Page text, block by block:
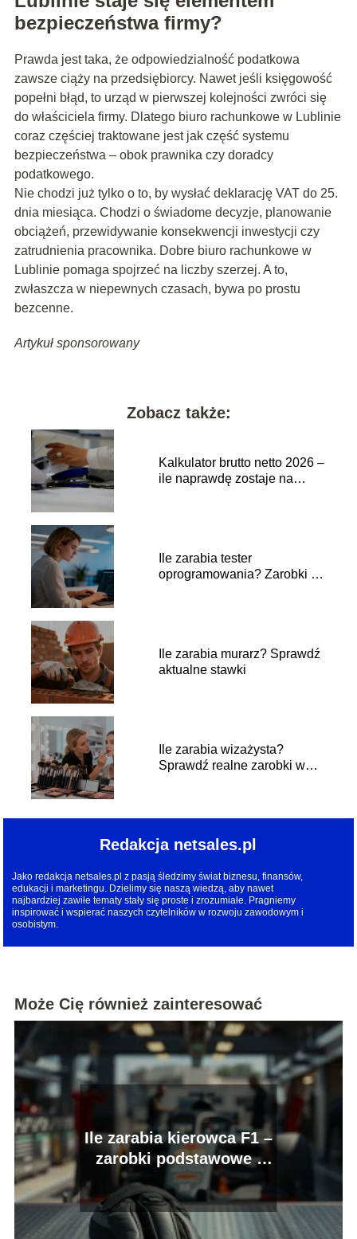
bezpieczeństwa firmy?
Prawda jest taka, że odpowiedzialność podatkowa
zawsze ciąży na przedsiębiorcy. Nawet jeśli księgowość
popełni błąd, to urząd w pierwszej kolejności zwróci się
do właściciela firmy. Dlatego biuro rachunkowe w Lublinie
coraz częściej traktowane jest jak część systemu
bezpieczeństwa – obok prawnika czy doradcy
podatkowego.
Nie chodzi już tylko o to, by wysłać deklarację VAT do 25.
dnia miesiąca. Chodzi o świadome decyzje, planowanie
obciążeń, przewidywanie konsekwencji inwestycji czy
zatrudnienia pracownika. Dobre biuro rachunkowe w
Lublinie pomaga spojrzeć na liczby szerzej. A to,
zwłaszcza w niepewnych czasach, bywa po prostu
bezcenne.
Artykuł sponsorowany
Zobacz także:
Kalkulator brutto netto 2026 –
ile naprawdę zostaje na
Ile zarabia tester
oprogramowania? Zarobki w
Ile zarabia murarz? Sprawdź
aktualne stawki
Ile zarabia wizażysta?
Sprawdź realne zarobki w
Redakcja netsales.pl
Jako redakcja netsales.pl z pasją śledzimy świat biznesu, finansów,
edukacji i marketingu. Dzielimy się naszą wiedzą, aby nawet
najbardziej zawiłe tematy stały się proste i zrozumiałe. Pragniemy
inspirować i wspierać naszych czytelników w rozwoju zawodowym i
osobistym.
Może Cię również zainteresować
Ile zarabia kierowca F1 –
zarobki podstawowe i
premie